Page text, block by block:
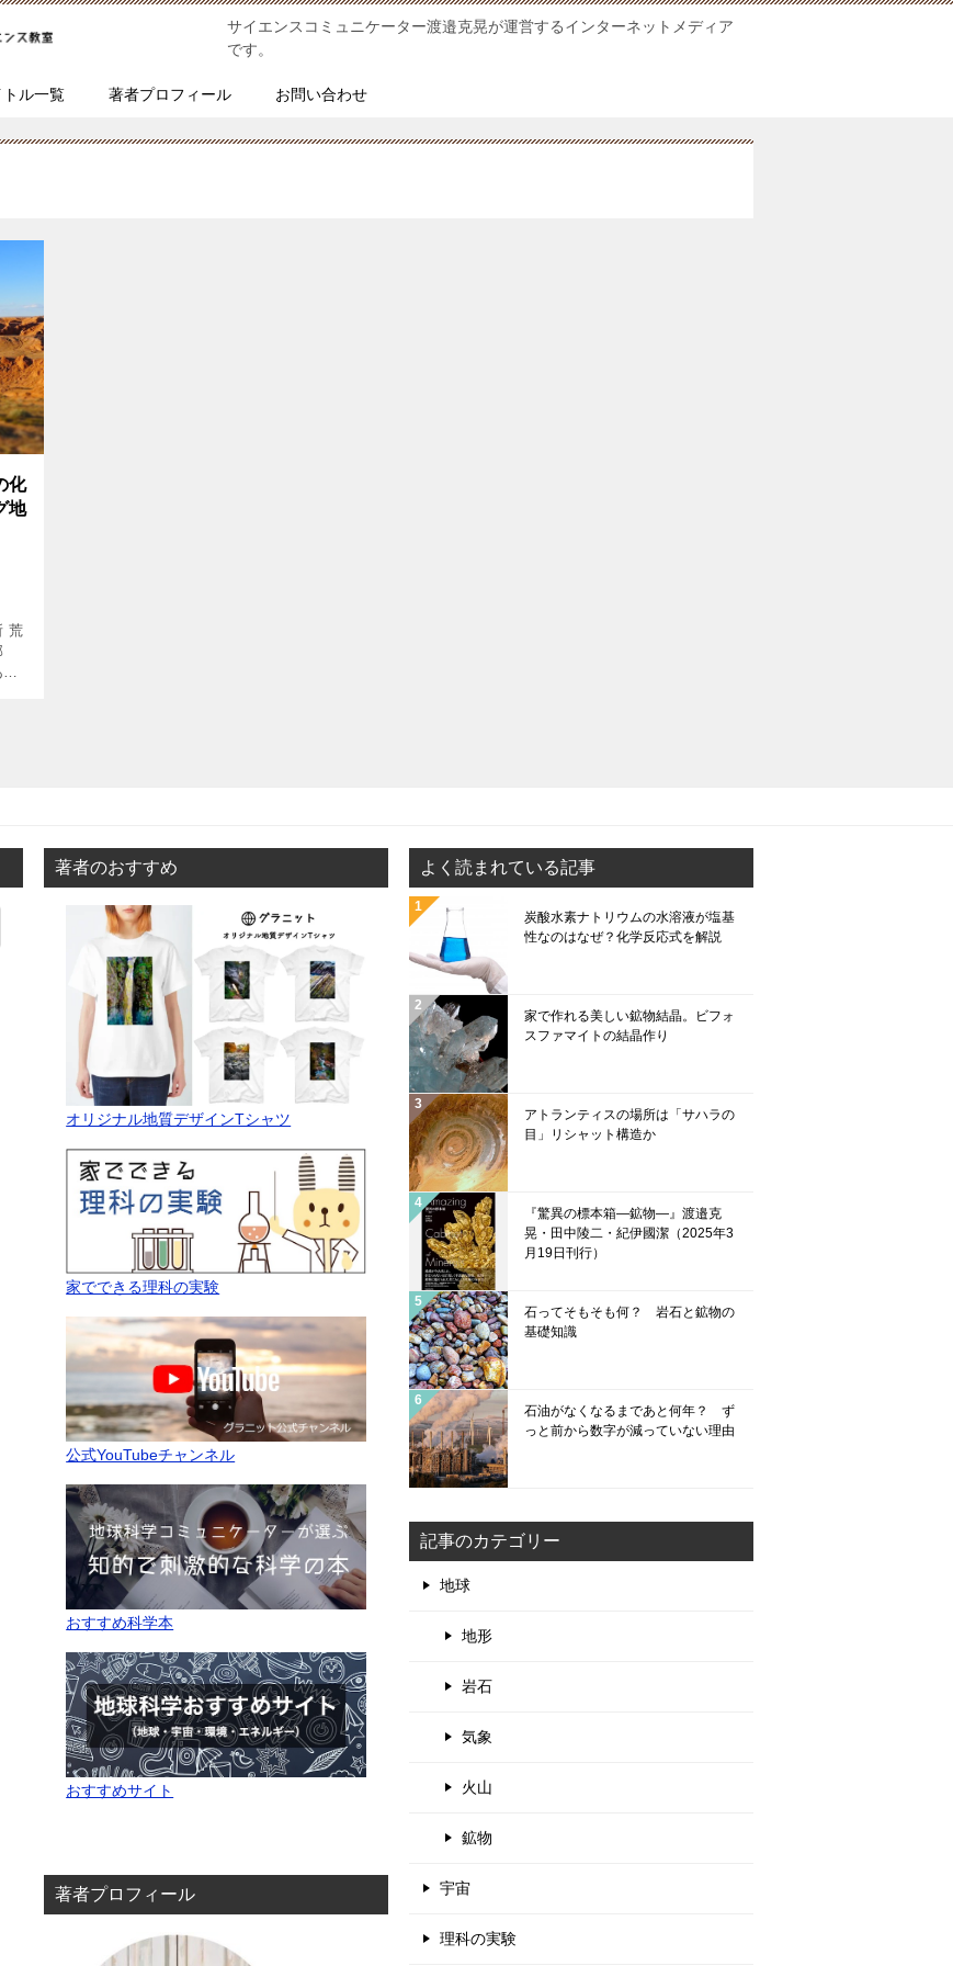
サイエンスコミュニケーター渡邉克晃が運営するインターネットメディア
です。
トル一覧 著者プロフィール お問い合わせ
化
地
荒
著者のおすすめ
オリジナル地質デザインTシャツ
家でできる理科の実験
公式YouTubeチャンネル
おすすめ科学本
おすすめサイト
著者プロフィール
よく読まれている記事
炭酸水素ナトリウムの水溶液が塩基
性なのはなぜ？化学反応式を解説
家で作れる美しい鉱物結晶。ビフォ
スファマイトの結晶作り
アトランティスの場所は「サハラの
目」リシャット構造か
『驚異の標本箱—鉱物—』渡邉克
晃・田中陵二・紀伊國潔（2025年3
月19日刊行）
石ってそもそも何？ 岩石と鉱物の
基礎知識
石油がなくなるまであと何年？ ず
っと前から数字が減っていない理由
記事のカテゴリー
地球
地形
岩石
気象
火山
鉱物
宇宙
理科の実験